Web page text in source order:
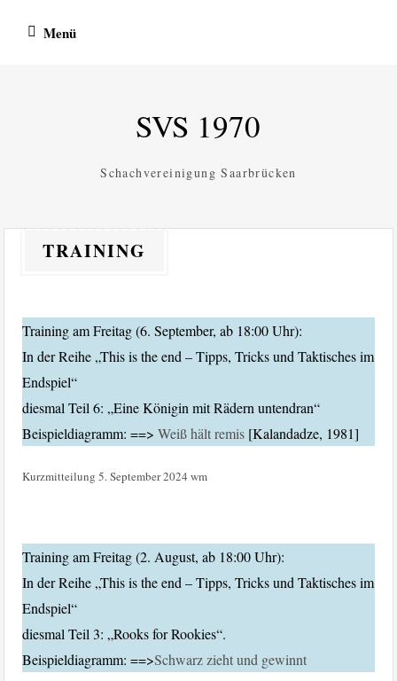
Inhalt Menü
SVS 1970
Schachvereinigung Saarbrücken
TRAINING
Training am Freitag (6. September, ab 18:00 Uhr):
In der Reihe „This is the end – Tipps, Tricks und Taktisches im
Endspiel“
diesmal Teil 6: „Eine Königin mit Rädern untendran“
Beispieldiagramm: ==>Weiß hält remis [Kalandadze, 1981]
Kurzmitteilung 5. September 2024 wm
Training am Freitag (2. August, ab 18:00 Uhr):
In der Reihe „This is the end – Tipps, Tricks und Taktisches im
Endspiel“
diesmal Teil 3: „Rooks for Rookies“.
Beispieldiagramm: ==>Schwarz zieht und gewinnt